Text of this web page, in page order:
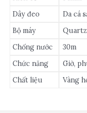
Dây đeo
Da cá
Bộ máy
Quartz
Chống nước
30m
Chức năng
Giờ,
Chất liệu
Vàng